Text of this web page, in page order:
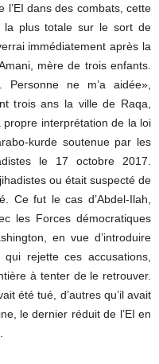
l’EI dans des combats, cette
la plus totale sur le sort de
immédiatement après la
mère de trois enfants.
ne m’a aidée»,
trois ans la ville de Raqa,
interprétation de la loi
kurde soutenue par les
le 17 octobre 2017.
ou était suspecté de
Ce fut le cas d’Abdel-Ilah,
les Forces démocratiques
en vue d’introduire
rejette ces accusations,
à tenter de le retrouver.
été tué, d’autres qu’il avait
le dernier réduit de l’EI en